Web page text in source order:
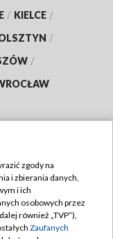
/ KIELCE /
/
/
zgody na
i zbierania danych,
i ich
osobowych przez
również „TVP”),
Zaufanych